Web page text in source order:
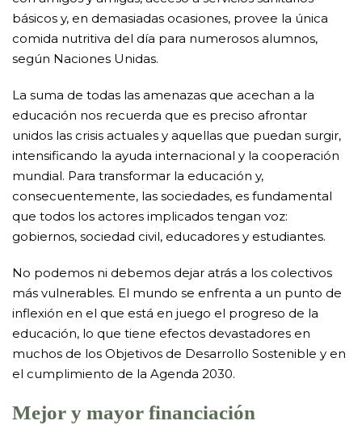
básicos y, en demasiadas ocasiones, provee la única
comida nutritiva del día para numerosos alumnos,
según Naciones Unidas.
La suma de todas las amenazas que acechan a la
educación nos recuerda que es preciso afrontar
unidos las crisis actuales y aquellas que puedan surgir,
intensificando la ayuda internacional y la cooperación
mundial. Para transformar la educación y,
consecuentemente, las sociedades, es fundamental
que todos los actores implicados tengan voz:
gobiernos, sociedad civil, educadores y estudiantes.
No podemos ni debemos dejar atrás a los colectivos
más vulnerables. El mundo se enfrenta a un punto de
inflexión en el que está en juego el progreso de la
educación, lo que tiene efectos devastadores en
muchos de los Objetivos de Desarrollo Sostenible y en
el cumplimiento de la Agenda 2030.
Mejor y mayor financiación